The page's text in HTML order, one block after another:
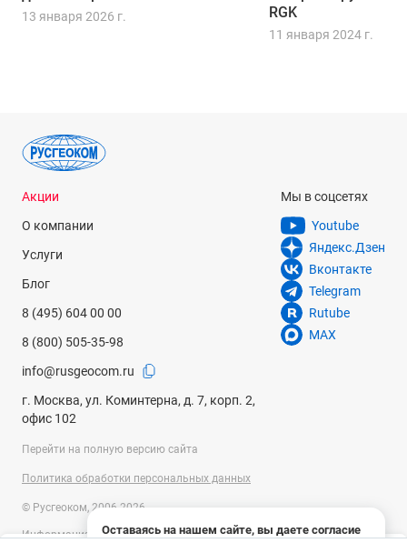
13 января 2026 г.
RGK
11 января 2024 г.
Оставаясь на нашем сайте, вы даете согласие
Акции
О компании
Услуги
Блог
8 (495) 604 00 00
8 (800) 505-35-98
info@rusgeocom.ru
г. Москва, ул. Коминтерна, д. 7, корп. 2,
офис 102
Мы в соцсетях
Youtube
Яндекс.Дзен
Вконтакте
Telegram
Rutube
MAX
Перейти на полную версию сайта
Политика обработки персональных данных
© Русгеоком, 2006-2026
Информация на сайте носит справочный характер и не является